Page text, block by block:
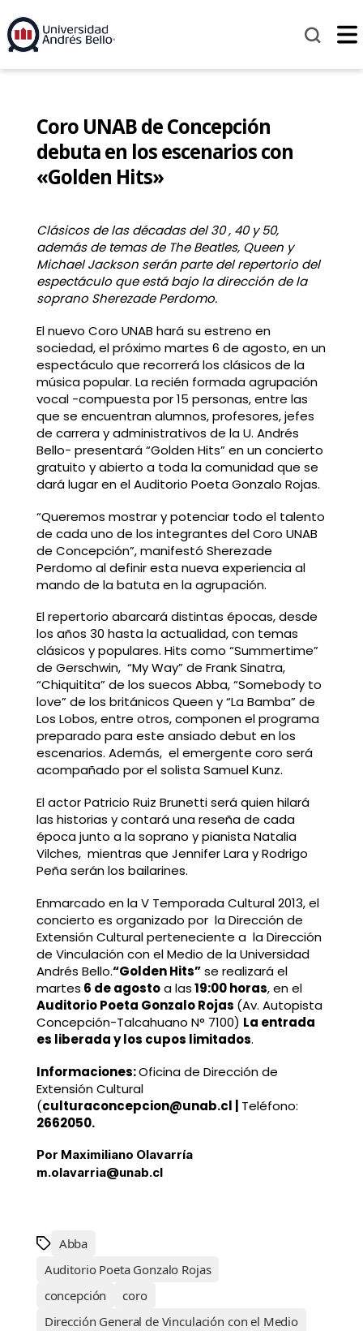
Coro UNAB de Concepción
debuta en los escenarios con
«Golden Hits»
Clásicos de las décadas del 30 , 40 y 50,
además de temas de The Beatles, Queen y
Michael Jackson serán parte del repertorio del
espectáculo que está bajo la dirección de la
soprano Sherezade Perdomo.
El nuevo Coro UNAB hará su estreno en
sociedad, el próximo martes 6 de agosto, en un
espectáculo que recorrerá los clásicos de la
música popular. La recién formada agrupación
vocal -compuesta por 15 personas, entre las
que se encuentran alumnos, profesores, jefes
de carrera y administrativos de la U. Andrés
Bello- presentará “Golden Hits” en un concierto
gratuito y abierto a toda la comunidad que se
dará lugar en el Auditorio Poeta Gonzalo Rojas.
“Queremos mostrar y potenciar todo el talento
de cada uno de los integrantes del Coro UNAB
de Concepción”, manifestó Sherezade
Perdomo al definir esta nueva experiencia al
mando de la batuta en la agrupación.
El repertorio abarcará distintas épocas, desde
los años 30 hasta la actualidad, con temas
clásicos y populares. Hits como “Summertime”
de Gerschwin, “My Way” de Frank Sinatra,
“Chiquitita” de los suecos Abba, “Somebody to
love” de los británicos Queen y “La Bamba” de
Los Lobos, entre otros, componen el programa
preparado para este ansiado debut en los
escenarios. Además, el emergente coro será
acompañado por el solista Samuel Kunz.
El actor Patricio Ruiz Brunetti será quien hilará
las historias y contará una reseña de cada
época junto a la soprano y pianista Natalia
Vilches, mientras que Jennifer Lara y Rodrigo
Peña serán los bailarines.
Enmarcado en la V Temporada Cultural 2013, el
concierto es organizado por la Dirección de
Extensión Cultural perteneciente a la Dirección
de Vinculación con el Medio de la Universidad
Andrés Bello.“Golden Hits”se realizará el
martes 6 de agostoa las19:00 horas, en el
Auditorio Poeta Gonzalo Rojas (Av. Autopista
Concepción-Talcahuano N° 7100) La entrada
es liberada y los cupos limitados.
Informaciones:Oficina de Dirección de
Extensión Cultural
(culturaconcepcion@unab.cl | Teléfono:
2662050.
Por Maximiliano Olavarría
m.olavarria@unab.cl
Abba
Auditorio Poeta Gonzalo Rojas
concepción
coro
Dirección General de Vinculación con el Medio